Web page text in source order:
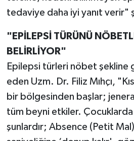
tedaviye daha iyi yanıt verir"
"EPİLEPSİ TÜRÜNÜ
BELİRLİYOR"
Epilepsi türleri nöbet şekline
eden Uzm. Dr. Filiz Mıhçı,
bir bölgesinden başlar;
tüm beyni etkiler.
şunlardır; Absence (Petit